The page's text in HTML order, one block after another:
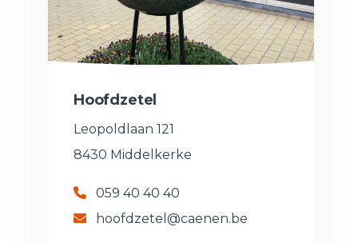
Hoofdzetel
Leopoldlaan 121
8430 Middelkerke
059 40 40 40
hoofdzetel@caenen.be